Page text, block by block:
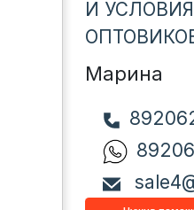
И
Марина